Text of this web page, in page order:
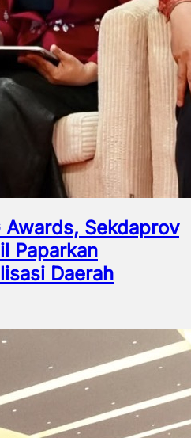
Awards, Sekdaprov
Paparkan
Daerah